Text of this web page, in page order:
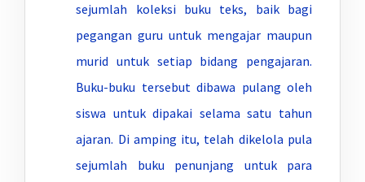
sejumlah koleksi buku teks, baik bagi
pegangan guru untuk mengajar maupun
murid untuk setiap bidang pengajaran.
Buku-buku tersebut dibawa pulang oleh
siswa untuk dipakai selama satu tahun
ajaran. Di amping itu, telah dikelola pula
sejumlah buku penunjang untuk para